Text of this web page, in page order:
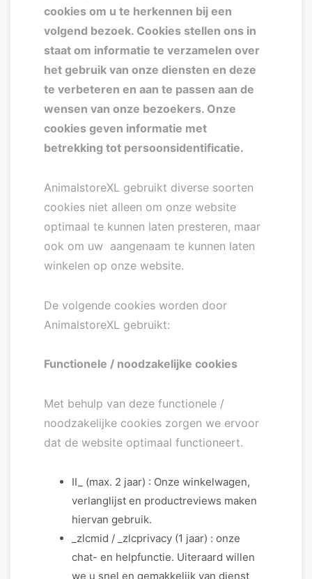
cookies om u te herkennen bij een
volgend bezoek. Cookies stellen ons in
staat om informatie te verzamelen over
het gebruik van onze diensten en deze
te verbeteren en aan te passen aan de
wensen van onze bezoekers. Onze
cookies geven informatie met
betrekking tot persoonsidentificatie.
AnimalstoreXL gebruikt diverse soorten
cookies niet alleen om onze website
optimaal te kunnen laten presteren, maar
ook om uw aangenaam te kunnen laten
winkelen op onze website.
De volgende cookies worden door
AnimalstoreXL gebruikt:
Functionele / noodzakelijke cookies
Met behulp van deze functionele /
noodzakelijke cookies zorgen we ervoor
dat de website optimaal functioneert.
II_ (max. 2 jaar) : Onze winkelwagen,
verlanglijst en productreviews maken
hiervan gebruik.
_zlcmid / _zlcprivacy (1 jaar) : onze
chat- en helpfunctie. Uiteraard willen
we u snel en gemakkelijk van dienst